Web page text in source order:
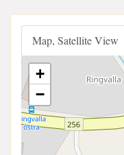
Map, Satellite View
+
−